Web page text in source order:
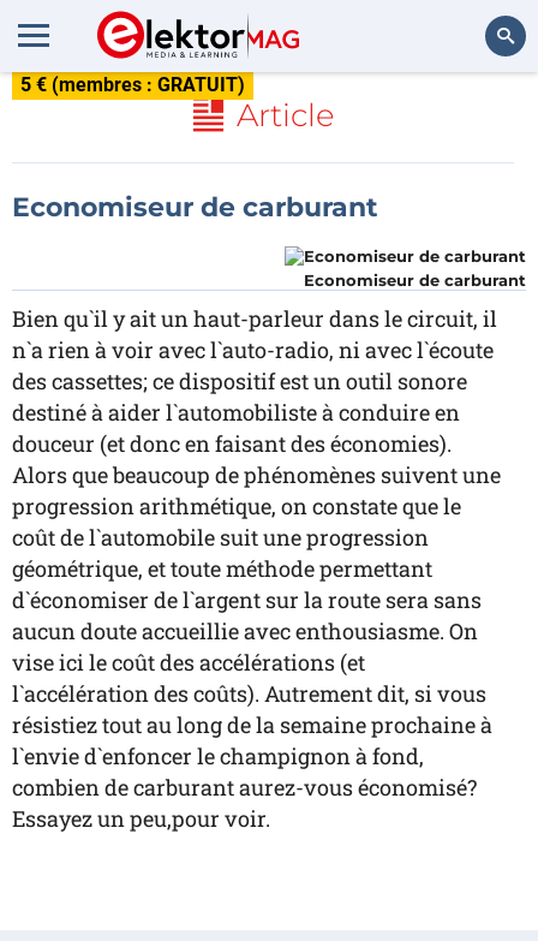
5 € (membres : GRATUIT)
Article
Economiseur de carburant
Economiseur de carburant
Bien qu`il y ait un haut-parleur dans le circuit, il
n`a rien à voir avec l`auto-radio, ni avec l`écoute
des cassettes; ce dispositif est un outil sonore
destiné à aider l`automobiliste à conduire en
douceur (et donc en faisant des économies).
Alors que beaucoup de phénomènes suivent une
progression arithmétique, on constate que le
coût de l`automobile suit une progression
géométrique, et toute méthode permettant
d`économiser de l`argent sur la route sera sans
aucun doute accueillie avec enthousiasme. On
vise ici le coût des accélérations (et
l`accélération des coûts). Autrement dit, si vous
résistiez tout au long de la semaine prochaine à
l`envie d`enfoncer le champignon à fond,
combien de carburant aurez-vous économisé?
Essayez un peu,pour voir.